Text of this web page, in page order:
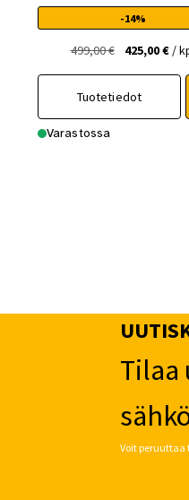
-14%
499,00€
Alkuperäinen
oli:
425,00€ /
Tuotetiedot
Varastossa
Tilaa
Voit peruuttaa